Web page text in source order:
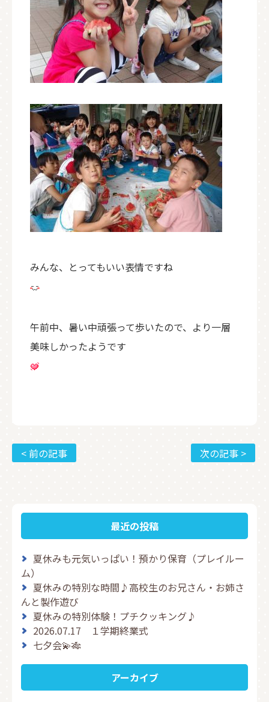
みんな、とってもいい表情ですね
午前中、暑い中頑張って歩いたので、より一層
美味しかったようです
< 前の記事 次の記事 >
最近の投稿
夏休みも元気いっぱい！預かり保育（プレイルー
ム）
夏休みの特別な時間♪高校生のお兄さん・お姉さ
んと製作遊び
夏休みの特別体験！プチクッキング♪
2026.07.17 １学期終業式
七夕会💫🎋
アーカイブ